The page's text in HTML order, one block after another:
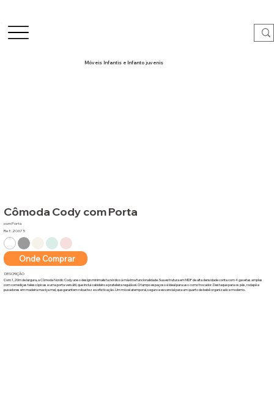
Móveis Infantis e Infanto juvenis
Cômoda Cody com Porta
com Porta
Ref: 20675
Onde Comprar
DESCRIÇÃO
Com 1,20m de largura, a Cômoda Nordic Cody une o design minimalista nórdico à máxima funcionalidade. Sua estrutura em MDF de alta densidade conta com 4 gavetas amplas
com corrediças telescópicas e uma porta versátil, que inclui cabideiro e prateleira regulável. O tampo espaçoso é ideal para uso como trocador. Destaque para os pés, rodapé e
puxadores em madeira maciça mel, que garantem robustez e sofisticação. Um móvel atemporal, seguro e essencial para um quarto de bebê organizado e moderno.